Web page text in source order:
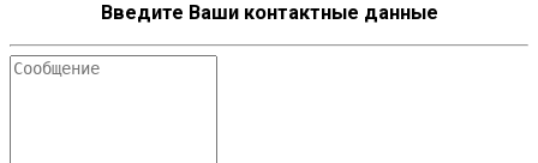
Введите Ваши контактные данные
Сообщение